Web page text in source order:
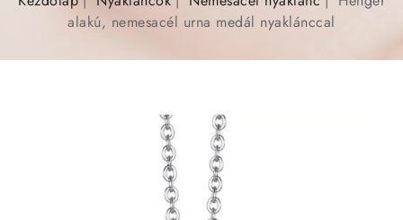
alakú, nemesacél urna medál nyaklánccal